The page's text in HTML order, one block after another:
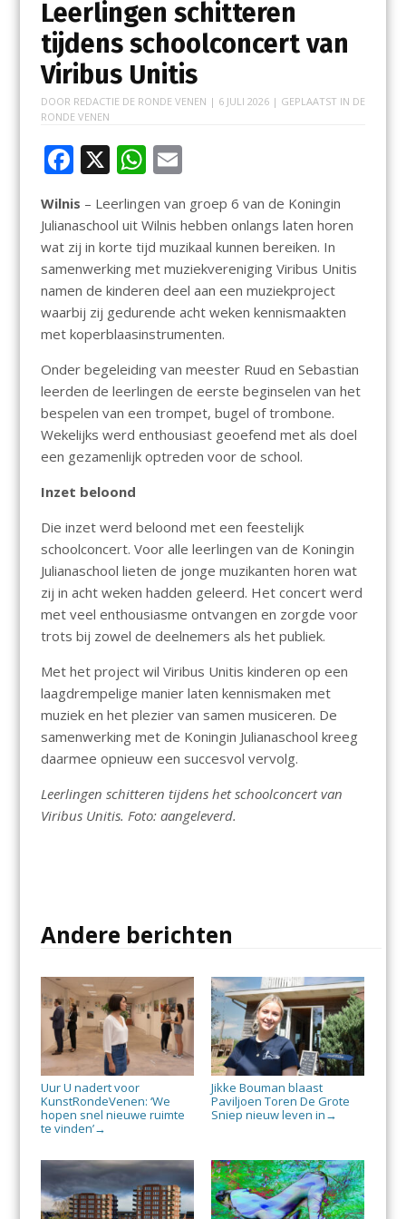
Leerlingen schitteren
tijdens schoolconcert van
Viribus Unitis
DOOR REDACTIE DE RONDE VENEN | 6 JULI 2026| GEPLAATST IN DE
RONDE VENEN
F
ac
e
b
o
o
k
X W
at
s
A
p
p
E
ai
l
Wilnis – Leerlingen van groep 6 van de Koningin
Julianaschool uit Wilnis hebben onlangs laten horen
wat zij in korte tijd muzikaal kunnen bereiken. In
samenwerking met muziekvereniging Viribus Unitis
namen de kinderen deel aan een muziekproject
waarbij zij gedurende acht weken kennismaakten
met koperblaasinstrumenten.
Onder begeleiding van meester Ruud en Sebastian
leerden de leerlingen de eerste beginselen van het
bespelen van een trompet, bugel of trombone.
Wekelijks werd enthousiast geoefend met als doel
een gezamenlijk optreden voor de school.
Inzet beloond
Die inzet werd beloond met een feestelijk
schoolconcert. Voor alle leerlingen van de Koningin
Julianaschool lieten de jonge muzikanten horen wat
zij in acht weken hadden geleerd. Het concert werd
met veel enthousiasme ontvangen en zorgde voor
trots bij zowel de deelnemers als het publiek.
Met het project wil Viribus Unitis kinderen op een
laagdrempelige manier laten kennismaken met
muziek en het plezier van samen musiceren. De
samenwerking met de Koningin Julianaschool kreeg
daarmee opnieuw een succesvol vervolg.
Leerlingen schitteren tijdens het schoolconcert van
Viribus Unitis. Foto: aangeleverd.
Andere berichten
Uur U nadert voor
KunstRondeVenen: ‘We
hopen snel nieuwe ruimte
te vinden’→
Jikke Bouman blaast
Paviljoen Toren De Grote
Sniep nieuw leven in →